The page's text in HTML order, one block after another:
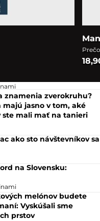
znamenia zverokruhu?
majú jasno v tom, aké
ste mali mať na tanieri
ako sto návštevníkov sa
na Slovensku:
melónov budete
Vyskúšali sme
prstov